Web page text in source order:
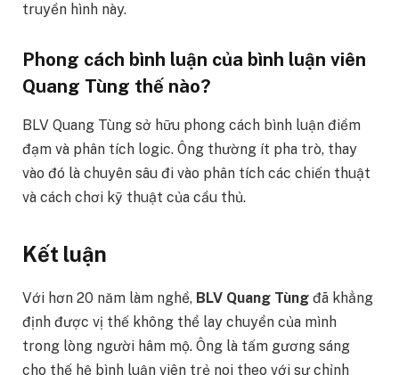
truyền hình này.
Phong cách bình luận của bình luận viên
Quang Tùng thế nào?
BLV Quang Tùng sở hữu phong cách bình luận điềm
đạm và phân tích logic. Ông thường ít pha trò, thay
vào đó là chuyên sâu đi vào phân tích các chiến thuật
và cách chơi kỹ thuật của cầu thủ.
Kết luận
Với hơn 20 năm làm nghề, BLV Quang Tùng đã khẳng
định được vị thế không thể lay chuyển của mình
trong lòng người hâm mộ. Ông là tấm gương sáng
cho thế hệ bình luận viên trẻ noi theo với sự chỉnh